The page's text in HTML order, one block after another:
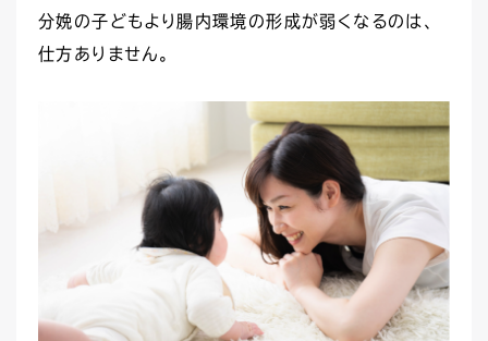
分娩の子どもより腸内環境の形成が弱くなるのは、
仕方ありません。